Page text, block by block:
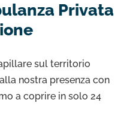
Privata
sul territorio
nostra presenza con
a coprire in solo 24